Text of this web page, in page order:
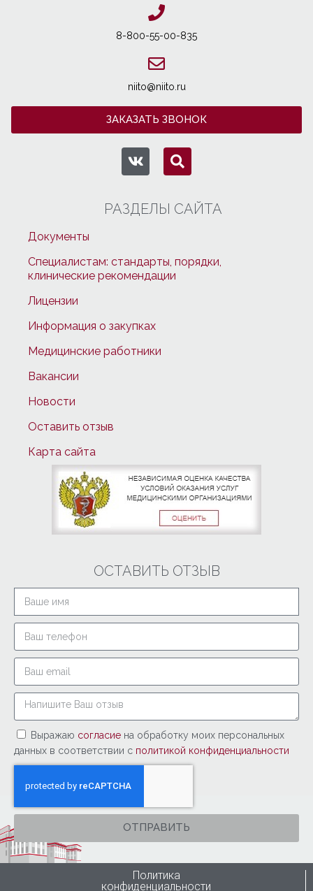
8-800-55-00-835
niito@niito.ru
ЗАКАЗАТЬ ЗВОНОК
РАЗДЕЛЫ САЙТА
Документы
Специалистам: стандарты, порядки,
клинические рекомендации
Лицензии
Информация о закупках
Медицинские работники
Вакансии
Новости
Оставить отзыв
Карта сайта
ОСТАВИТЬ ОТЗЫВ
Выражаю согласие на обработку моих персональных
данных в соответствии с политикой конфиденциальности
ОТПРАВИТЬ
Политика
конфиденциальности